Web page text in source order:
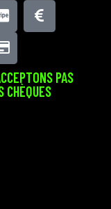
PAS
CHÈQUES